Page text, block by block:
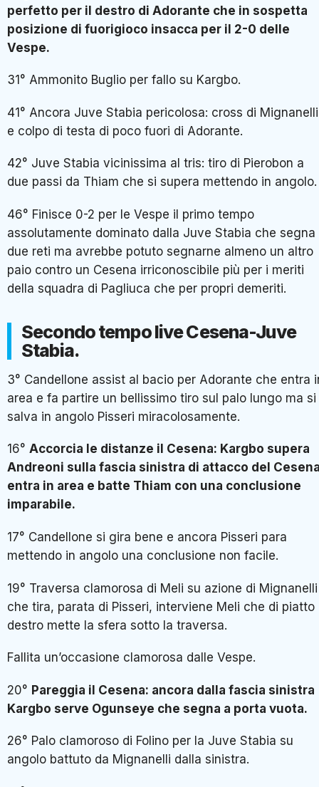
perfetto per il destro di Adorante che in sospetta
posizione di fuorigioco insacca per il 2-0 delle
Vespe.
31° Ammonito Buglio per fallo su Kargbo.
41° Ancora Juve Stabia pericolosa: cross di Mignanelli
e colpo di testa di poco fuori di Adorante.
42° Juve Stabia vicinissima al tris: tiro di Pierobon a
due passi da Thiam che si supera mettendo in angolo.
46° Finisce 0-2 per le Vespe il primo tempo
assolutamente dominato dalla Juve Stabia che segna
due reti ma avrebbe potuto segnarne almeno un altro
paio contro un Cesena irriconoscibile più per i meriti
della squadra di Pagliuca che per propri demeriti.
Secondo tempo live Cesena-Juve
Stabia.
3° Candellone assist al bacio per Adorante che entra
area e fa partire un bellissimo tiro sul palo lungo ma si
salva in angolo Pisseri miracolosamente.
16° Accorcia le distanze il Cesena: Kargbo supera
Andreoni sulla fascia sinistra di attacco del
entra in area e batte Thiam con una conclusione
imparabile.
17° Candellone si gira bene e ancora Pisseri para
mettendo in angolo una conclusione non facile.
19° Traversa clamorosa di Meli su azione di Mignanelli
che tira, parata di Pisseri, interviene Meli che di piatto
destro mette la sfera sotto la traversa.
Fallita un’occasione clamorosa dalle Vespe.
20° Pareggia il Cesena: ancora dalla fascia sinistra
Kargbo serve Ogunseye che segna a porta vuota.
26° Palo clamoroso di Folino per la Juve Stabia su
angolo battuto da Mignanelli dalla sinistra.